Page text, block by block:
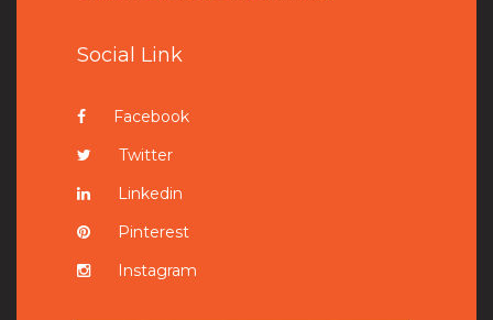
Social Link
Facebook
Twitter
Linkedin
Pinterest
Instagram